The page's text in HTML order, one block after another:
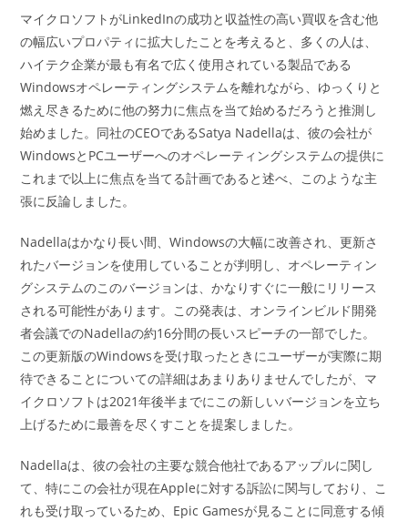
テ
ゴ
リ
ー:
マイクロソフトがLinkedInの成功と収益性の高い買収を含む他
の幅広いプロパティに拡大したことを考えると、多くの人は、
ハイテク企業が最も有名で広く使用されている製品である
Windowsオペレーティングシステムを離れながら、ゆっくりと
燃え尽きるために他の努力に焦点を当て始めるだろうと推測し
始めました。同社のCEOであるSatya Nadellaは、彼の会社が
WindowsとPCユーザーへのオペレーティングシステムの提供に
これまで以上に焦点を当てる計画であると述べ、このような主
張に反論しました。
Nadellaはかなり長い間、Windowsの大幅に改善され、更新さ
れたバージョンを使用していることが判明し、オペレーティン
グシステムのこのバージョンは、かなりすぐに一般にリリース
される可能性があります。この発表は、オンラインビルド開発
者会議でのNadellaの約16分間の長いスピーチの一部でした。
この更新版のWindowsを受け取ったときにユーザーが実際に期
待できることについての詳細はあまりありませんでしたが、マ
イクロソフトは2021年後半までにこの新しいバージョンを立ち
上げるために最善を尽くすことを提案しました。
Nadellaは、彼の会社の主要な競合他社であるアップルに関し
て、特にこの会社が現在Appleに対する訴訟に関与しており、こ
れも受け取っているため、Epic Gamesが見ることに同意する傾